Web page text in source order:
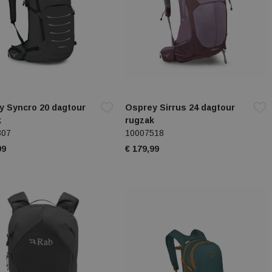
Syncro 20 dagtour
Osprey Sirrus 24 dagtour
rugzak
10007518
€ 179,99